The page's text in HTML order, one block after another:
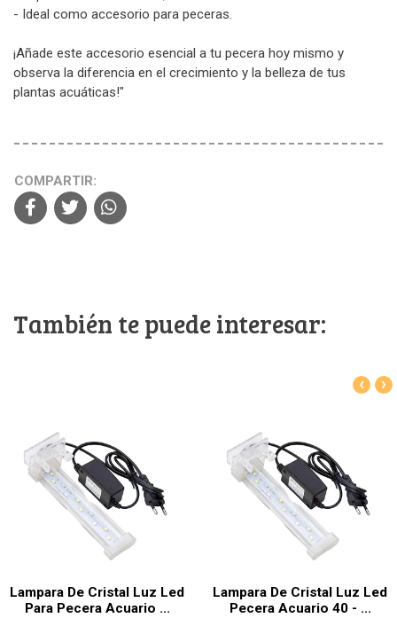
- Ideal como accesorio para peceras.
¡Añade este accesorio esencial a tu pecera hoy mismo y
observa la diferencia en el crecimiento y la belleza de tus
plantas acuáticas!"
COMPARTIR:
También te puede interesar:
Lampara De Cristal Luz Led
Para Pecera Acuario ...
Lampara De Cristal Luz Led
Pecera Acuario 40 - ...
‹ ›